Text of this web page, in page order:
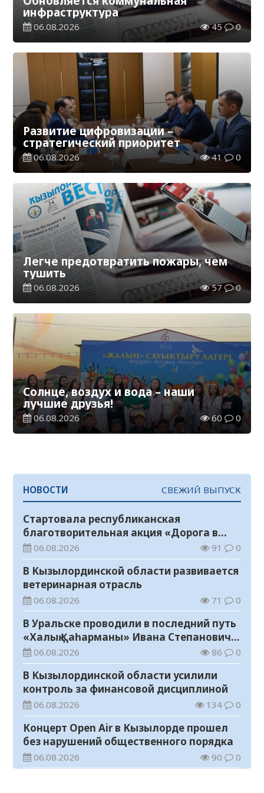
инфраструктура
06.08.2026 45 0
Развитие цифровизации –
стратегический приоритет
06.08.2026 41 0
Легче предотвратить пожары, чем
тушить
06.08.2026 57 0
Солнце, воздух и вода – наши
лучшие друзья!
06.08.2026 60 0
НОВОСТИ СВЕЖИЙ ВЫПУСК
Стартовала республиканская
благотворительная акция «Дорога в
школу»
06.08.2026 91 0
В Кызылординской области развивается
ветеринарная отрасль
06.08.2026 71 0
В Уральске проводили в последний путь
«Халық Қаһарманы» Ивана Степановича
Гапича
06.08.2026 86 0
В Кызылординской области усилили
контроль за финансовой дисциплиной
06.08.2026 134 0
Концерт Open Air в Кызылорде прошел
без нарушений общественного порядка
06.08.2026 90 0